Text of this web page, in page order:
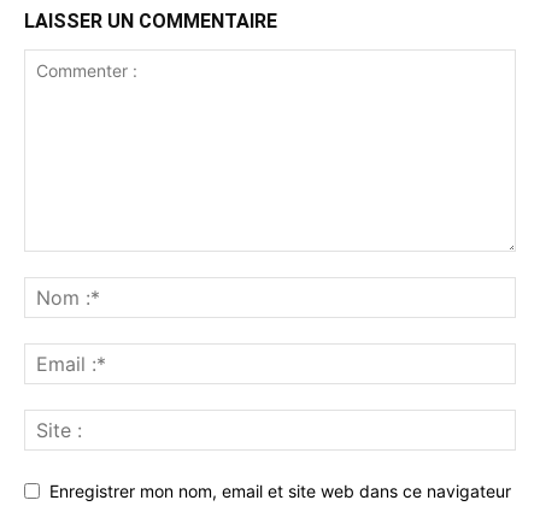
LAISSER UN COMMENTAIRE
Enregistrer mon nom, email et site web dans ce navigateur